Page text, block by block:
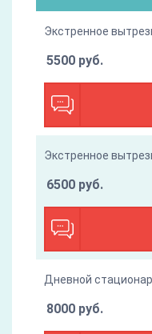
Экстренное
5500 руб.
Экстренное
6500 руб.
Дневной
8000 руб.